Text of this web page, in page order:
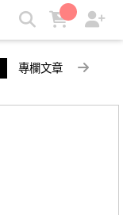
專欄文章